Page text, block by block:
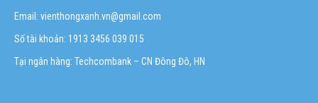
Email: vienthongxanh.vn@gmail.com
Số tài khoản: 1913 3456 039 015
Tại ngân hàng: Techcombank – CN Đông Đô, HN